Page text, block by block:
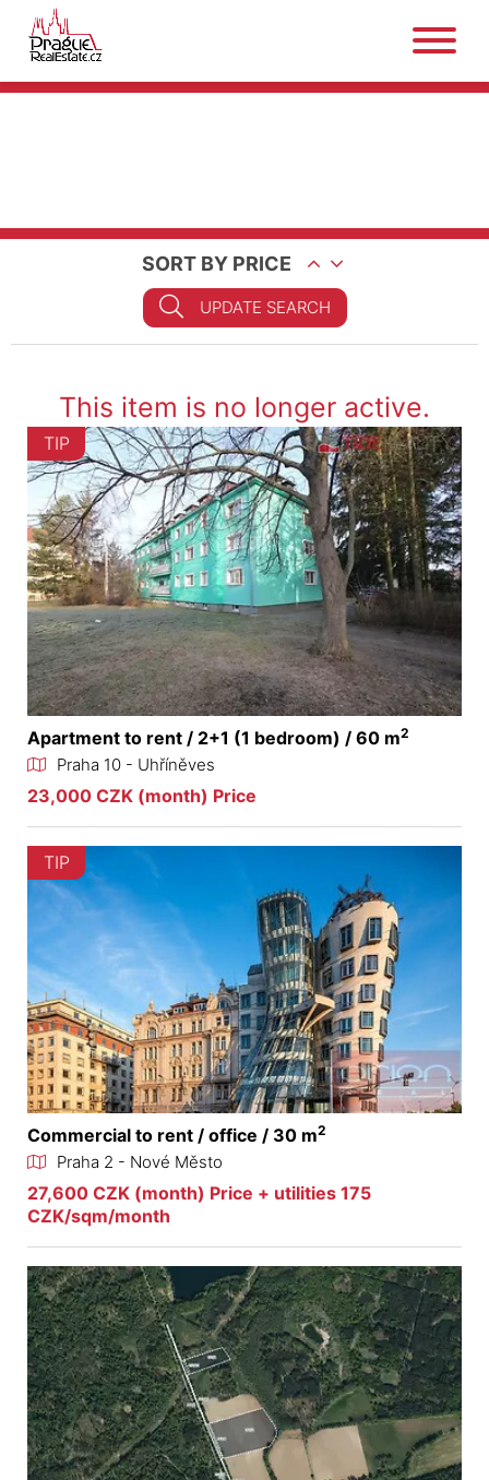
SORT BY PRICE
UPDATE SEARCH
This item is no longer active.
TIP
Apartment to rent / 2+1 (1 bedroom) / 60 m2
Praha 10 - Uhříněves
23,000 CZK (month) Price
TIP
Commercial to rent / office / 30 m2
Praha 2 - Nové Město
27,600 CZK (month) Price + utilities 175
CZK/sqm/month